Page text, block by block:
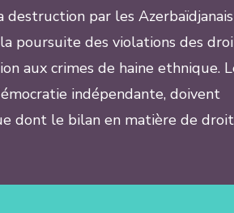
destruction par les
poursuite des violations des
aux crimes de haine ethnique.
indépendante, doivent
dont le bilan en matière de